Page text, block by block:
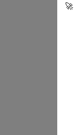
🚀